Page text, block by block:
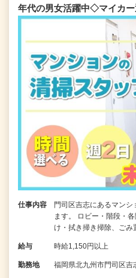
年代の男女活躍中◇マイカ
仕事内容
門司区吉志にあるマンシ
ます。 ロビー・階段・
け・拭き掃き掃除、ご
給与 時給1,150円以上
勤務地 福岡県北九州市門司区吉